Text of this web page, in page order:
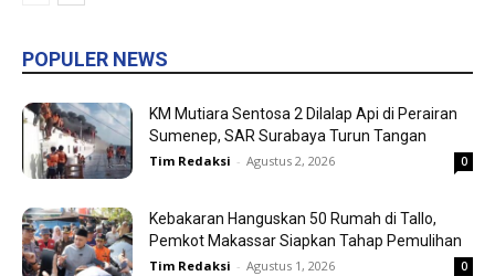
POPULER NEWS
KM Mutiara Sentosa 2 Dilalap Api di Perairan
Sumenep, SAR Surabaya Turun Tangan
Tim Redaksi - Agustus 2, 2026 0
Kebakaran Hanguskan 50 Rumah di Tallo,
Pemkot Makassar Siapkan Tahap Pemulihan
Tim Redaksi - Agustus 1, 2026 0